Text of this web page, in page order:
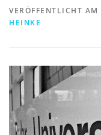
VERÖFFENTLICHT AM
HEINKE